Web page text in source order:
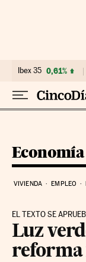
Ibex 35 0,61%
Economía
VIVIENDA EMPLEO
EL TEXTO SE
Luz
reforma